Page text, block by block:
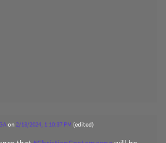
on2/13/2024, 1:10:37 PM (edited)